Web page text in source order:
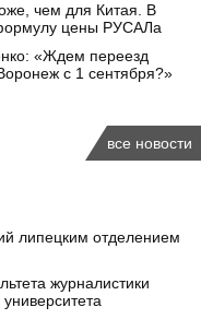
чем для Китая. В
цены РУСАЛа
«Ждем переезд
с 1 сентября?»
все новости
липецким отделением
журналистики